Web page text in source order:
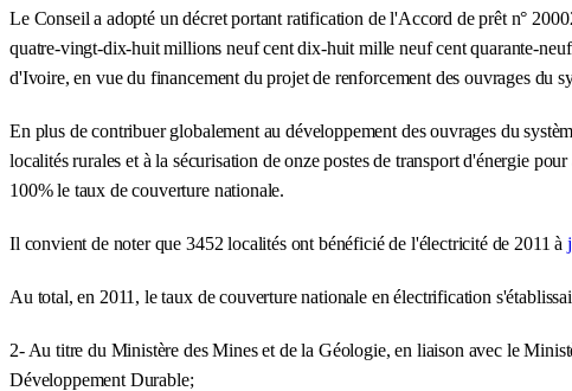
Le Conseil a adopté un décret portant ratification de l'Accord de prêt n°
quatre-vingt-dix-huit millions neuf cent dix-huit mille neuf cent quarante-
d'Ivoire, en vue du financement du projet de renforcement des ouvrages du
En plus de contribuer globalement au développement des ouvrages du
localités rurales et à la sécurisation de onze postes de transport d'énergie
100% le taux de couverture nationale.
Il convient de noter que 3452 localités ont bénéficié de l'électricité de 2011 à
Au total, en 2011, le taux de couverture nationale en électrification
2- Au titre du Ministère des Mines et de la Géologie, en liaison avec le
Développement Durable;